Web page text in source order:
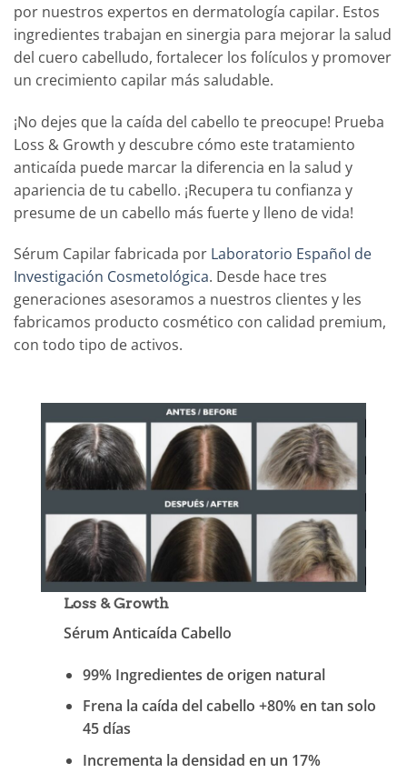
por nuestros expertos en dermatología capilar. Estos
ingredientes trabajan en sinergia para mejorar la salud
del cuero cabelludo, fortalecer los folículos y promover
un crecimiento capilar más saludable.
¡No dejes que la caída del cabello te preocupe! Prueba
Loss & Growth y descubre cómo este tratamiento
anticaída puede marcar la diferencia en la salud y
apariencia de tu cabello. ¡Recupera tu confianza y
presume de un cabello más fuerte y lleno de vida!
Sérum Capilar fabricada por Laboratorio Español de
Investigación Cosmetológica. Desde hace tres
generaciones asesoramos a nuestros clientes y les
fabricamos producto cosmético con calidad premium,
con todo tipo de activos.
Loss & Growth
Sérum Anticaída Cabello
99% Ingredientes de origen natural
Frena la caída del cabello +80% en tan solo
45 días
Incrementa la densidad en un 17%